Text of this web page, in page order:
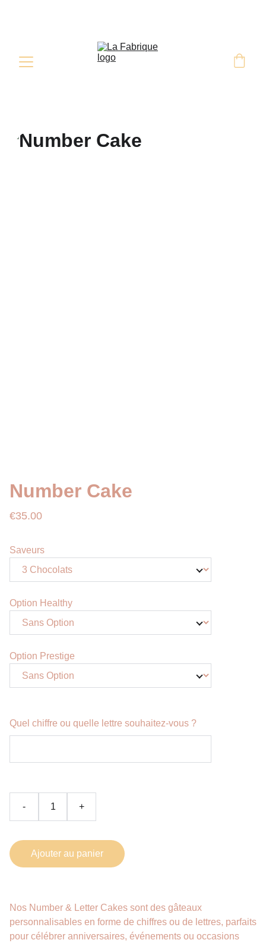
Number Cake
€35.00
Saveurs
Option Healthy
Option Prestige
Quel chiffre ou quelle lettre souhaitez-vous ?
- +
Ajouter au panier
Nos Number & Letter Cakes sont des gâteaux
personnalisables en forme de chiffres ou de lettres, parfaits
pour célébrer anniversaires, événements ou occasions